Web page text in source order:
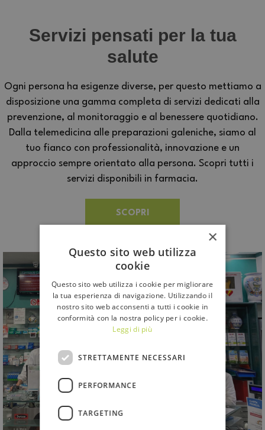
Servizi pensati per la tua
salute
Ogni persona ha esigenze diverse, per questo mettiamo a
disposizione una gamma completa di servizi dedicati alla
prevenzione, al monitoraggio e al benessere quotidiano.
Dalla telemedicina alle preparazioni galeniche, siamo al
tuo fianco con professionalità, innovazione e un
approccio sempre orientato alla persona. Scopri tutti i
servizi disponibili in farmacia.
SCOPRI
×
Questo sito web utilizza
cookie
Questo sito web utilizza i cookie per migliorare
la tua esperienza di navigazione. Utilizzando il
nostro sito web acconsenti a tutti i cookie in
conformità con la nostra policy per i cookie.
Leggi di più
STRETTAMENTE NECESSARI
PERFORMANCE
TARGETING